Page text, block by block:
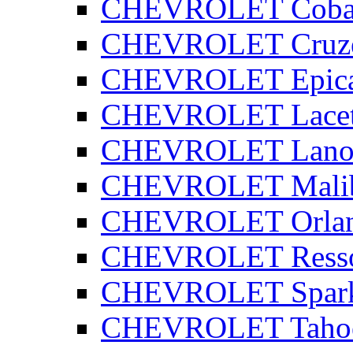
CHEVROLET
CHEVROLET
CHEVROLET
CHEVROLET
CHEVROLET
CHEVROLET
CHEVROLET
CHEVROLET
CHEVROLET
CHEVROLET